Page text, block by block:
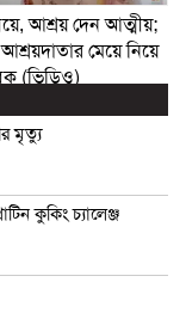
আশ্রয় দেন আত্মীয়;
মেয়ে নিয়ে
(ভিডিও)
মৃত্যু
কুকিং চ্যালেঞ্জ